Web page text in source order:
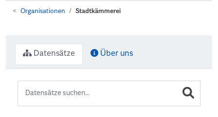
Organisationen Stadtkämmerei
Datensätze Über uns